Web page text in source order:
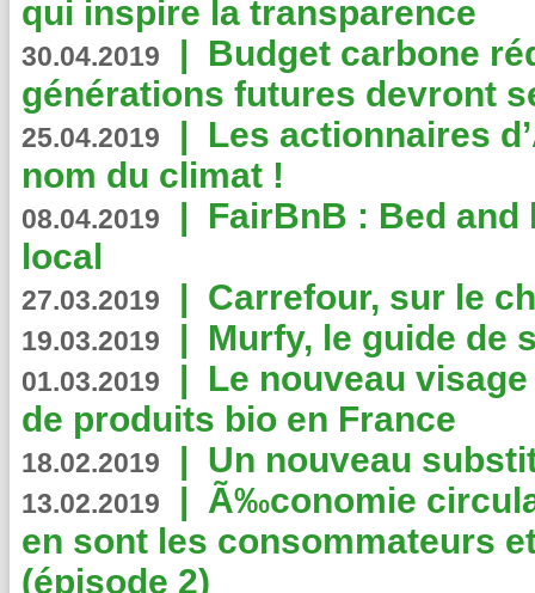
qui inspire la transparence
30.04.2019 | Budget carbone
générations futures devront
25.04.2019 | Les actionnaires
nom du climat !
08.04.2019 | FairBnB : Bed
local
27.03.2019 | Carrefour, sur le
19.03.2019 | Murfy, le guide de
01.03.2019 | Le nouveau
de produits bio en France
18.02.2019 | Un nouveau
13.02.2019 | Ã‰conomie
en sont les consommateurs
(épisode 2)